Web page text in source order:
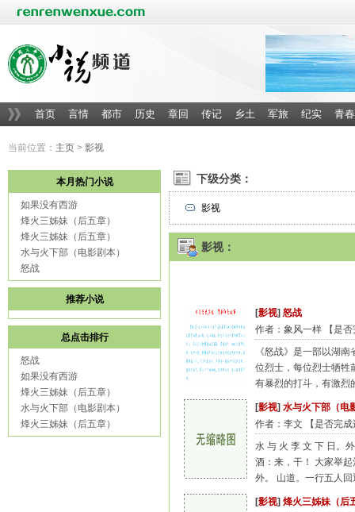
首页 言情 都市 历史 章回 传记 乡土 军旅 纪实 青春
当前位置： 主页 > 影视
本月热门小说
如果没有西游
烽火三姊妹（后五章）
烽火三姊妹（后五章）
水与火下部（电影剧本）
怒战
推荐小说
总点击排行
怒战
如果没有西游
烽火三姊妹（后五章）
水与火下部（电影剧本）
烽火三姊妹（后五章）
下级分类：
影视
影视：
[影视] 怒战
作者：象风一样 【是
《怒战》是一部以湖
位烈士，每位烈士牺牲
有暴烈的打斗，有激烈
[影视] 水与火下部（电
作者：李文 【是否完
水 与 火 李 文 下 日。
酒：来，干！ 大家举
外。 山道。一行五人回
[影视] 烽火三姊妹（后